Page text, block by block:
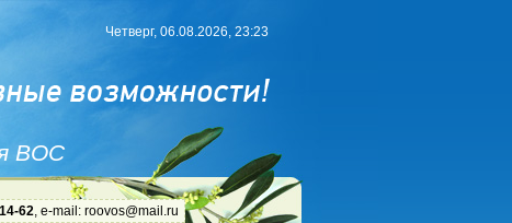
ВОС
Четверг, 06.08.2026, 23:23
62, e-mail: roovos@mail.ru